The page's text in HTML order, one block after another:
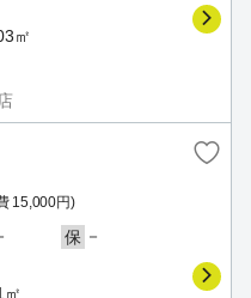
㎡
15,000円)
保 －